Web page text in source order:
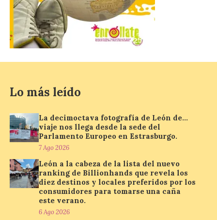
El Gobierno de España
lanza un visor web para
localizar y disfrutar del
eclipse solar del 12 de
agosto con seguridad
7 Ago 2026
Se trata de un visor web
así localizar el lugar ideal
para observar el eclipse
solar del 12 de agosto de 2026 sin
obstáculos. El visor es una herramienta a
Paradores renueva su
compromiso con La Vuelta
como patrocinador oficial
Lo más leído
La decimoctava fotografía de León de…
viaje nos llega desde la sede del
Parlamento Europeo en Estrasburgo.
7 Ago 2026
León a la cabeza de la lista del nuevo
ranking de Billionhands que revela los
diez destinos y locales preferidos por los
consumidores para tomarse una caña
este verano.
6 Ago 2026